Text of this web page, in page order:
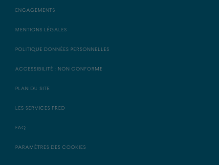
ENGAGEMENTS
MENTIONS LÉGALES
POLITIQUE DONNÉES PERSONNELLES
ACCESSIBILITÉ : NON CONFORME
PLAN DU SITE
LES SERVICES FRED
FAQ
PARAMÈTRES DES COOKIES